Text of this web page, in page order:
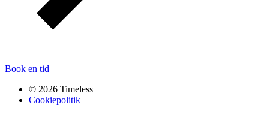
Book en tid
© 2026 Timeless
Cookiepolitik